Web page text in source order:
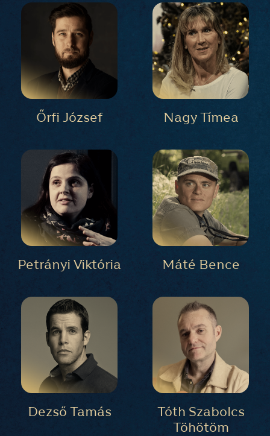
Őrfi József Nagy Tímea
Petrányi Viktória Máté Bence
Dezső Tamás
Tóth Szabolcs
Töhötöm